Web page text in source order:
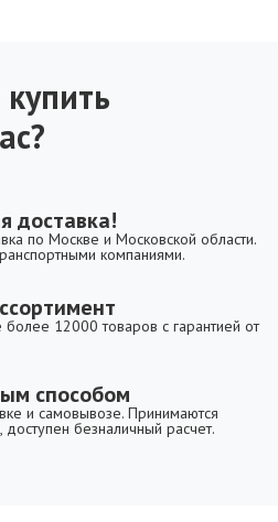
доставка!
по Москве и Московской области.
компаниями.
12000 товаров с гарантией от
способом
и самовывозе. Принимаются
безналичный расчет.